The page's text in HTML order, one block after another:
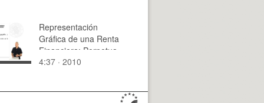
Representación
Gráfica de una Renta
Financiera: Perpetua,
prepagable y variable
4:37 · 2010